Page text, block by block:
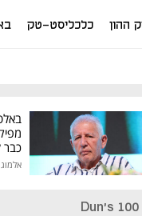
ההון כלכליסט-טק
כבר
של
Dun's 100